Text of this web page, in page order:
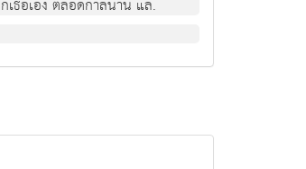
เธอเอง ตลอดกาลนาน แล.